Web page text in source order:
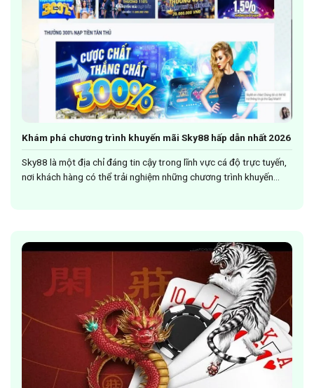
Khám phá chương trình khuyến mãi Sky88 hấp dẫn nhất 2026
Sky88 là một địa chỉ đáng tin cậy trong lĩnh vực cá độ trực tuyến,
nơi khách hàng có thể trải nghiệm những chương trình khuyến...